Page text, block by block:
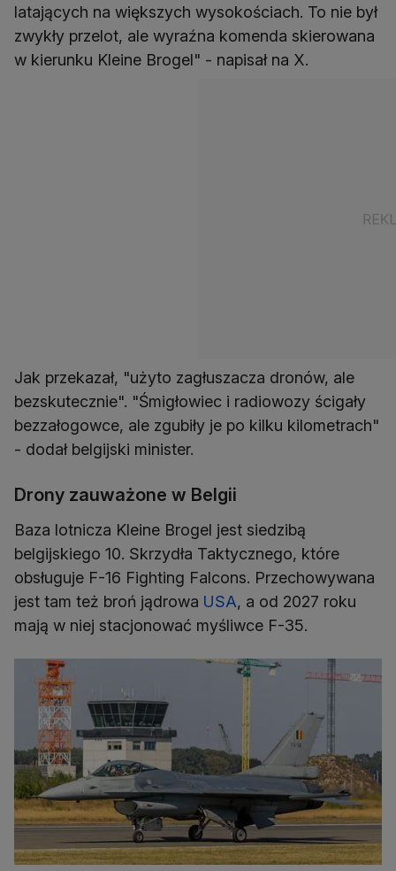
latających na większych wysokościach. To nie był
zwykły przelot, ale wyraźna komenda skierowana
w kierunku Kleine Brogel" - napisał na X.
Jak przekazał, "użyto zagłuszacza dronów, ale
bezskutecznie". "Śmigłowiec i radiowozy ścigały
bezzałogowce, ale zgubiły je po kilku kilometrach"
- dodał belgijski minister.
Drony zauważone w Belgii
Baza lotnicza Kleine Brogel jest siedzibą
belgijskiego 10. Skrzydła Taktycznego, które
obsługuje F-16 Fighting Falcons. Przechowywana
jest tam też broń jądrowa USA, a od 2027 roku
mają w niej stacjonować myśliwce F-35.